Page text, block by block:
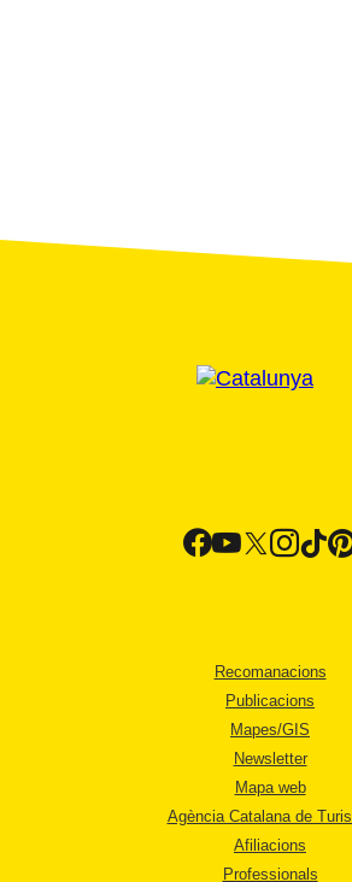
Recomanacions
Publicacions
Mapes/GIS
Newsletter
Mapa web
Agència Catalana de
Afiliacions
Professionals